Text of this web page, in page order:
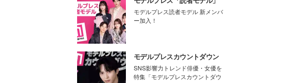
モデルプレス読者モデル 新メンバ
ー加入！
モデルプレスカウントダウン
SNS影響力トレンド俳優・女優を
特集「モデルプレスカウントダウ